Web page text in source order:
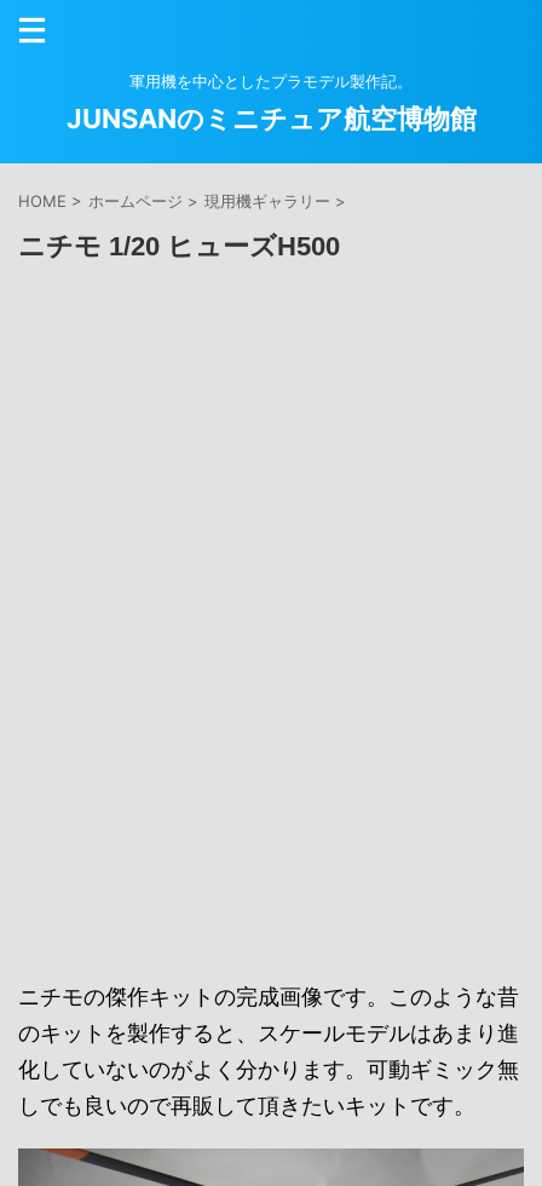
軍用機を中心としたプラモデル製作記。
JUNSANのミニチュア航空博物館
HOME > ホームページ > 現用機ギャラリー >
ニチモ 1/20 ヒューズH500
ニチモの傑作キットの完成画像です。このような昔
のキットを製作すると、スケールモデルはあまり進
化していないのがよく分かります。可動ギミック無
しでも良いので再販して頂きたいキットです。